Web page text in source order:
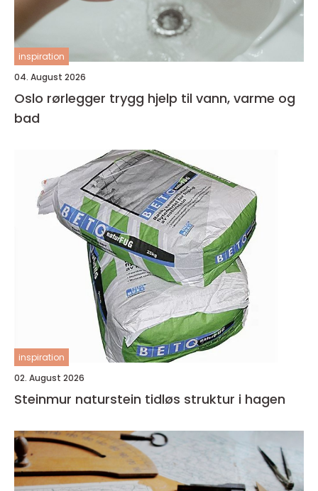
inspiration
04. August 2026
Oslo rørlegger trygg hjelp til vann, varme og
bad
inspiration
02. August 2026
Steinmur naturstein tidløs struktur i hagen